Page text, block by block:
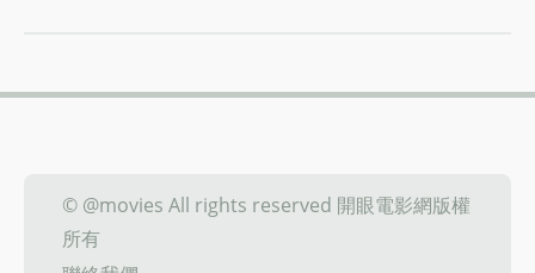
© @movies All rights reserved 開眼電影網版權
所有